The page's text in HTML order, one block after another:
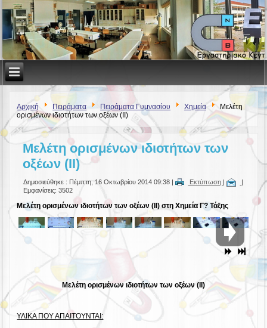
Αρχική Πειράματα Πειράματα Γυμνασίου Χημεία
Μελέτη
ορισμένων ιδιοτήτων των οξέων (ΙΙ)
Μελέτη ορισμένων ιδιοτήτων των
οξέων (ΙΙ)
Δημοσιεύθηκε : Πέμπτη, 16 Οκτωβρίου 2014 09:38 | Εκτύπωση |
|
Εμφανίσεις: 3502
Μελέτη ορισμένων ιδιοτήτων των οξέων (ΙΙ) στη Χημεία Γ? Τάξης
Μελέτη ορισμένων ιδιοτήτων των οξέων (ΙΙ)
ΥΛΙΚΑ ΠΟΥ ΑΠΑΙΤΟΥΝΤΑΙ: